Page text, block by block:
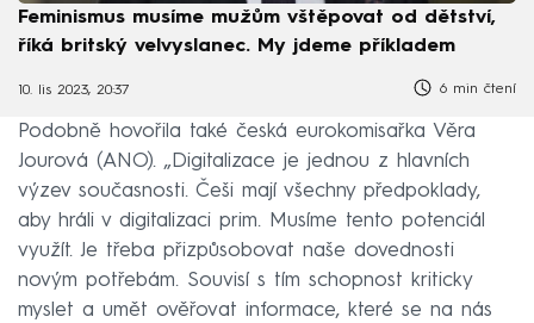
Feminismus musíme mužům vštěpovat od dětství,
říká britský velvyslanec. My jdeme příkladem
10. lis 2023, 20:37 6 min čtení
Podobně hovořila také česká eurokomisařka Věra
Jourová (ANO). „Digitalizace je jednou z hlavních
výzev současnosti. Češi mají všechny předpoklady,
aby hráli v digitalizaci prim. Musíme tento potenciál
využít. Je třeba přizpůsobovat naše dovednosti
novým potřebám. Souvisí s tím schopnost kriticky
myslet a umět ověřovat informace, které se na nás